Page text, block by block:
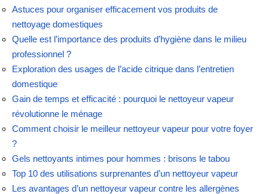
Astuces pour organiser efficacement vos produits de
nettoyage domestiques
Quelle est l’importance des produits d’hygiène dans le milieu
professionnel ?
Exploration des usages de l’acide citrique dans l’entretien
domestique
Gain de temps et efficacité : pourquoi le nettoyeur vapeur
révolutionne le ménage
Comment choisir le meilleur nettoyeur vapeur pour votre foyer
?
Gels nettoyants intimes pour hommes : brisons le tabou
Top 10 des utilisations surprenantes d’un nettoyeur vapeur
Les avantages d’un nettoyeur vapeur contre les allergènes